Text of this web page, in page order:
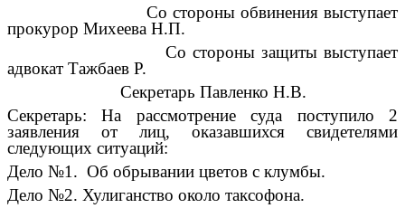
Со стороны обвинения выступает
прокурор Михеева Н.П.
Со стороны защиты выступает
адвокат Тажбаев Р.
Секретарь Павленко Н.В.
Секретарь: На рассмотрение суда поступило 2
заявления от лиц, оказавшихся свидетелями
следующих ситуаций:
Дело №1. Об обрывании цветов с клумбы.
Дело №2. Хулиганство около таксофона.